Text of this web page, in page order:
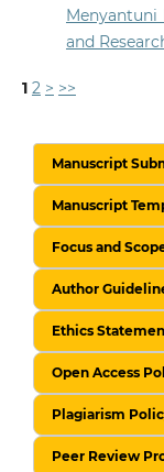
Menyantuni
and
1 2 > >>
Manuscript
Manuscript
Focus and
Author
Ethics
Open Access
Plagiarism
Peer Review